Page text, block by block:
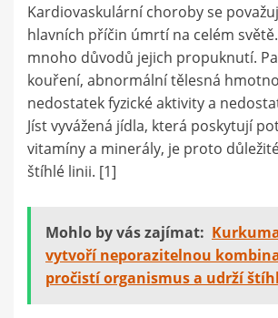
Kardiovaskulární choroby se
hlavních příčin úmrtí na celém
mnoho důvodů jejich propuknutí.
kouření, abnormální tělesná
nedostatek fyzické aktivity a
Jíst vyvážená jídla, která poskytují
vitamíny a minerály, je proto
štíhlé linii. [1]
Mohlo by vás zajímat:
vytvoří neporazitelnou
pročistí organismus a udrží